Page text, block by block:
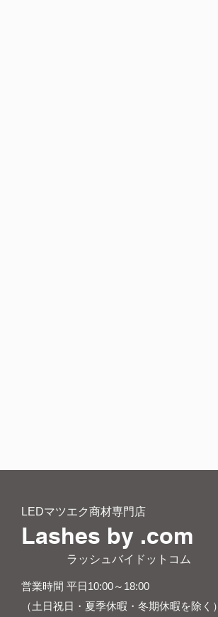
LEDマツエク商材専門店
Lashes by .com
​ ラッシュバイドットコム
営業時間 平日10:00～18:00
（土日祝日・夏季休暇・冬期休暇を除く）